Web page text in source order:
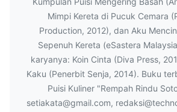
Mimpi Kereta di Pucuk Cemara
Production, 2012), dan Aku
Sepenuh Kereta (eSastera
karyanya: Koin Cinta (Diva Press,
Kaku (Penerbit Senja, 2014). Buku
Puisi Kuliner "Rempah Rindu
setiakata@gmail.com,